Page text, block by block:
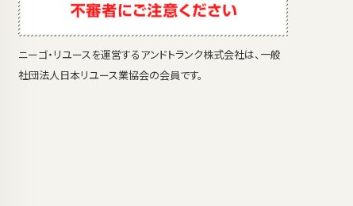
ニーゴ・リユースを運営するアンドトランク株式会社は、一般
社団法人日本リユース業協会の会員です。